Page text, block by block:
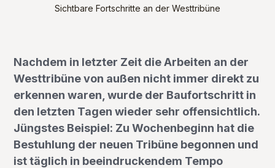
Sichtbare Fortschritte an der Westtribüne
Nachdem in letzter Zeit die Arbeiten an der
Westtribüne von außen nicht immer direkt zu
erkennen waren, wurde der Baufortschritt in
den letzten Tagen wieder sehr offensichtlich.
Jüngstes Beispiel: Zu Wochenbeginn hat die
Bestuhlung der neuen Tribüne begonnen und
ist täglich in beeindruckendem Tempo